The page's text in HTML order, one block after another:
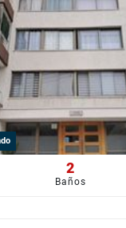
2
Baños